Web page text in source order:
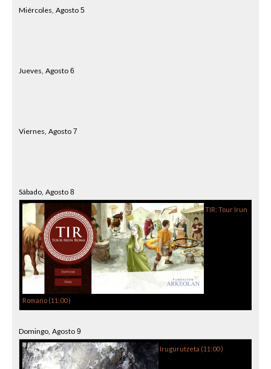
Miércoles, Agosto 5
Jueves, Agosto 6
Viernes, Agosto 7
Sábado, Agosto 8
TIR: Tour Irun
Romano (11:00)
Domingo, Agosto 9
Irugurutzeta (11:00)